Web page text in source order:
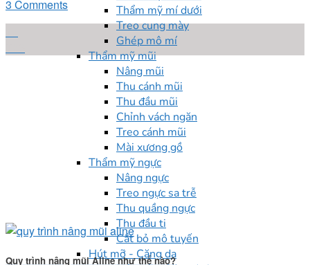
Thẩm mỹ mí dưới
Treo cung mày
Ghép mô mí
Thẩm mỹ mũi
Nâng mũi
Thu cánh mũi
Thu đầu mũi
Chỉnh vách ngăn
Treo cánh mũi
Mài xương gồ
Thẩm mỹ ngực
Nâng ngực
Treo ngực sa trễ
Thu quầng ngực
Thu đầu ti
Cắt bỏ mô tuyến
Hút mỡ - Căng da
3 Comments
Quy trình nâng mũi Aline như thế nào?